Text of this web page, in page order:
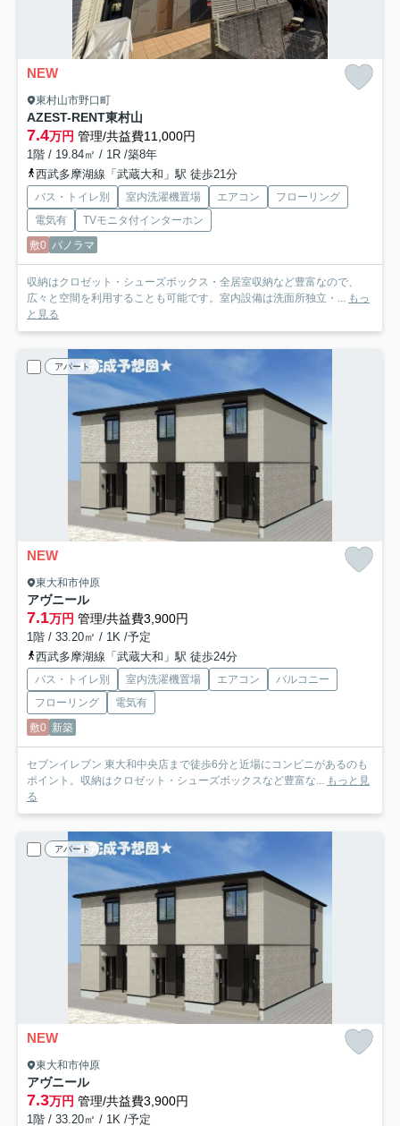
NEW
東村山市野口町
AZEST-RENT東村山
7.4万円 管理/共益費11,000円
1階 / 19.84㎡ / 1R /築8年
西武多摩湖線「武蔵大和」駅 徒歩21分
バス・トイレ別 室内洗濯機置場 エアコン
フローリング
電気有
TVモニタ付インターホン
敷0 パノラマ
収納はクロゼット・シューズボックス・全居室収納など豊富なので、
広々と空間を利用することも可能です。室内設備は洗面所独立・... もっ
と見る
アパート
NEW
東大和市仲原
アヴニール
7.1万円 管理/共益費3,900円
1階 / 33.20㎡ / 1K /予定
西武多摩湖線「武蔵大和」駅 徒歩24分
バス・トイレ別 室内洗濯機置場 エアコン
バルコニー
フローリング
電気有
敷0 新築
セブンイレブン 東大和中央店まで徒歩6分と近場にコンビニがあるのも
ポイント。収納はクロゼット・シューズボックスなど豊富な... もっと見
る
アパート
NEW
東大和市仲原
アヴニール
7.3万円 管理/共益費3,900円
1階 / 33.20㎡ / 1K /予定